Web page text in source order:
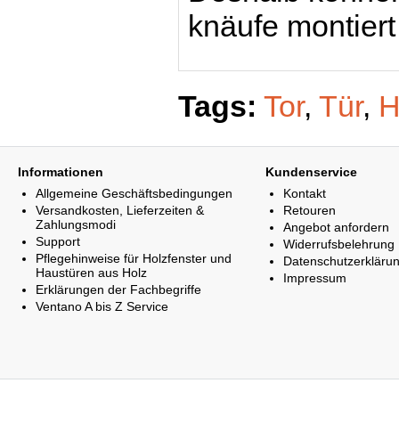
knäufe
Tags: Tor, Tür,
Informationen
Allgemeine Geschäftsbedingungen
Versandkosten, Lieferzeiten &
Zahlungsmodi
Support
Pflegehinweise für Holzfenster und
Haustüren aus Holz
Erklärungen der Fachbegriffe
Ventano A bis Z Service
Kundenservice
Kontakt
Retouren
Angebot anfordern
Widerrufsbelehrung
Impressum